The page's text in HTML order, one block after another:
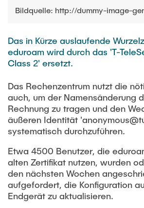
Jan Burmeister
Anja-Maria Doobe-Jöstingmeier
Research Associates
Nils Albrecht
Moritz Bäcker
Nils Bade
Frederike Bartels
Niklas Frewer
Kristina Heß
HODEPLIO
QSea II
Smart Analytics
SUSTRONICS
Additional Involvements
ElektRail
I3 Junior
Things@TUHHLab
Completed Projects
THESES AND JOBS
Bildquelle: http://dummy-image-
Das in Kürze auslaufende
eduroam wird durch das 'T-
Class 2' ersetzt.
Das Rechenzentrum nutzt die
auch, um der Namensänderung
Rechnung zu tragen und den
äußeren Identität
systematisch durchzuführen.
Etwa 4500 Benutzer, die
alten Zertifikat nutzen, wurden
den nächsten Wochen
aufgefordert, die Konfiguration
Endgerät zu aktualisieren.